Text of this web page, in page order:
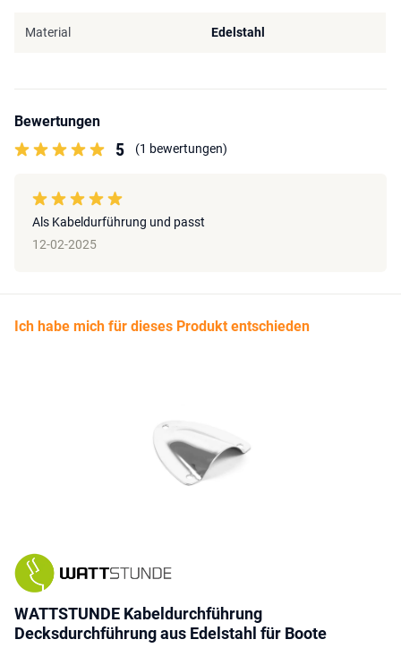
Material Edelstahl
Bewertungen
5 (1 bewertungen)
Als Kabeldurführung und passt
12-02-2025
Ich habe mich für dieses Produkt entschieden
WATTSTUNDE Kabeldurchführung
Decksdurchführung aus Edelstahl für Boote